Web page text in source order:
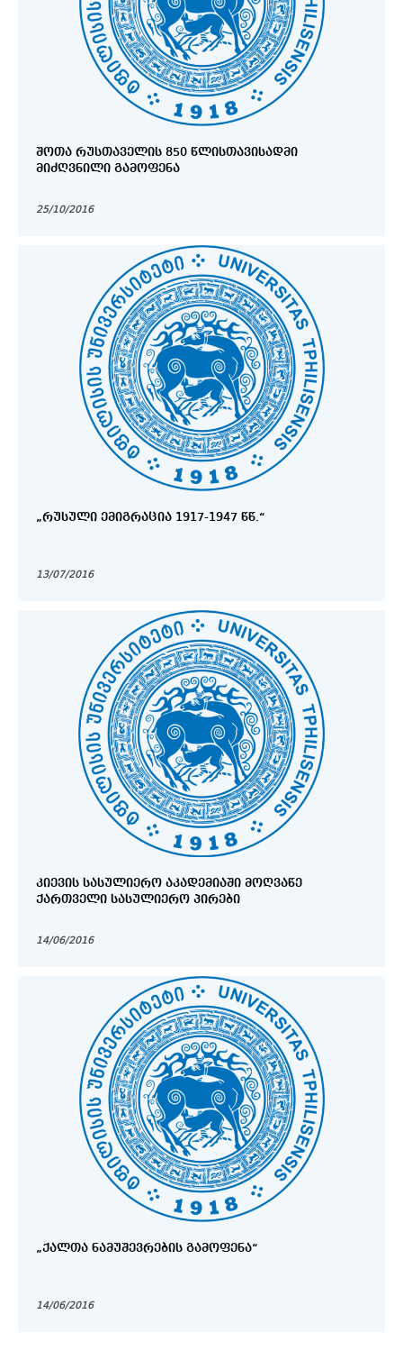
ᲨᲝᲗᲐ ᲠᲣᲡᲗᲐᲕᲔᲚᲘᲡ 850 ᲬᲚᲘᲡᲗᲐᲕᲘᲡᲐᲓᲛᲘ
ᲛᲘᲫᲦᲕᲜᲘᲚᲘ ᲒᲐᲛᲝᲤᲔᲜᲐ
25/10/2016
„ᲠᲣᲡᲣᲚᲘ ᲔᲛᲘᲒᲠᲐᲪᲘᲐ 1917-1947 ᲬᲬ.“
13/07/2016
ᲙᲘᲔᲕᲘᲡ ᲡᲐᲡᲣᲚᲘᲔᲠᲝ ᲐᲙᲐᲓᲔᲛᲘᲐᲨᲘ ᲛᲝᲦᲕᲐᲬᲔ
ᲥᲐᲠᲗᲕᲔᲚᲘ ᲡᲐᲡᲣᲚᲘᲔᲠᲝ ᲞᲘᲠᲔᲑᲘ
14/06/2016
„ᲥᲐᲚᲗᲐ ᲜᲐᲛᲣᲨᲔᲕᲠᲔᲑᲘᲡ ᲒᲐᲛᲝᲤᲔᲜᲐ“
14/06/2016